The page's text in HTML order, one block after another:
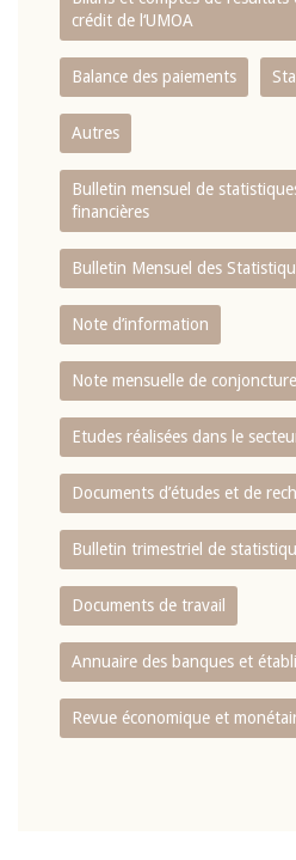
crédit de l‘UMOA
Balance des paiements
Autres
Bulletin mensuel de
financières
Bulletin Mensuel des
Note d’information
Note mensuelle de conjoncture
Etudes réalisées dans le
Documents d’études et de
Bulletin trimestriel de
Documents de travail
Annuaire des banques et
Revue économique et